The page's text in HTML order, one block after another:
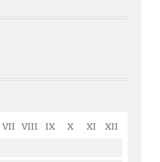
VII VIII IX X XI XII